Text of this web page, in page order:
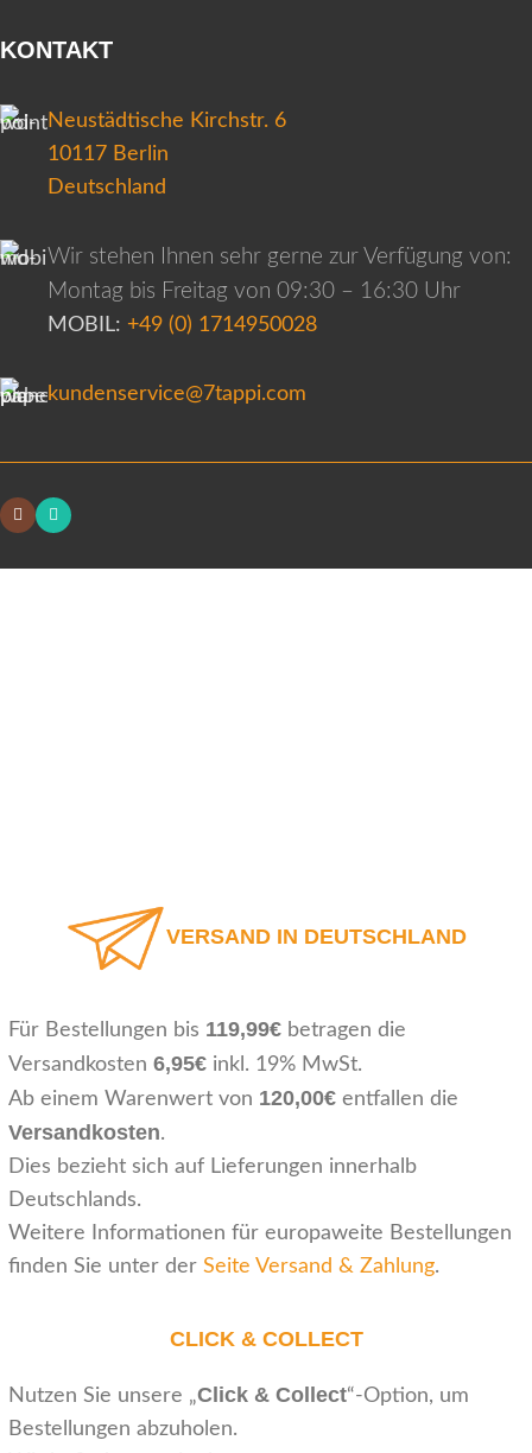
KONTAKT
Neustädtische Kirchstr. 6
10117 Berlin
Deutschland
Wir stehen Ihnen sehr gerne zur Verfügung von:
Montag bis Freitag von 09:30 – 16:30 Uhr
MOBIL: +49 (0) 1714950028
kundenservice@7tappi.com
VERSAND IN DEUTSCHLAND
Für Bestellungen bis 119,99€ betragen die
Versandkosten 6,95€ inkl. 19% MwSt.
Ab einem Warenwert von 120,00€ entfallen die
Versandkosten.
Dies bezieht sich auf Lieferungen innerhalb
Deutschlands.
Weitere Informationen für europaweite Bestellungen
finden Sie unter der Seite Versand & Zahlung.
CLICK & COLLECT
Nutzen Sie unsere „Click & Collect“-Option, um
Bestellungen abzuholen.